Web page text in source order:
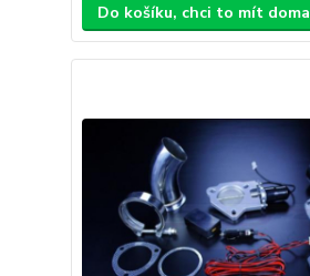
Do košíku, chci to mít doma